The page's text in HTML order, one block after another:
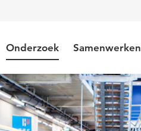
Onderzoek Samenwerken